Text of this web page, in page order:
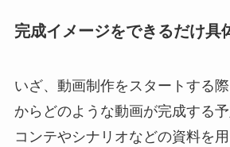
完成イメージをできるだけ具
いざ、動画制作をスタートする
からどのような動画が完成する
コンテやシナリオなどの資料を